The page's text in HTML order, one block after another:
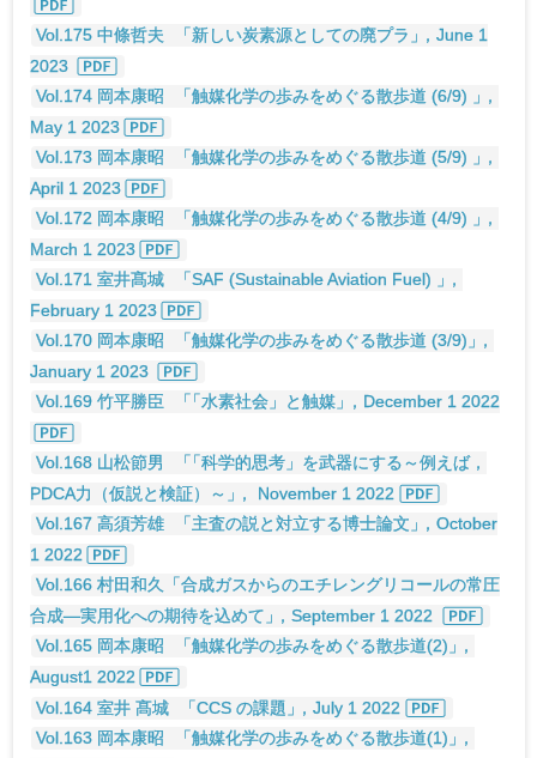
Vol.175 中條哲夫 「新しい炭素源としての廃プラ 」 ，June 1
2023
Vol.174 岡本康昭
「触媒化学の歩みをめぐる散歩道 (6/9) 」 ，
May 1 2023
Vol.173 岡本康昭
「触媒化学の歩みをめぐる散歩道 (5/9) 」 ，
April 1 2023
Vol.172 岡本康昭
「触媒化学の歩みをめぐる散歩道 (4/9) 」 ，
March 1 2023
Vol.171 室井髙城
「SAF (Sustainable Aviation Fuel) 」 ，
February 1 2023
Vol.170 岡本康昭
「触媒化学の歩みをめぐる散歩道 (3/9) 」 ，
January 1 2023
Vol.169 竹平勝臣
「「水素社会」と触媒 」 ，December 1 2022
Vol.168 山松節男 「「科学的思考」を武器にする～例えば，
PDCA力（仮説と検証）～ 」 ， November 1 2022
Vol.167 高須芳雄
「主査の説と対立する博士論文 」 ，October
1 2022
Vol.166 村田和久「合成ガスからのエチレングリコールの常圧
合成―実用化への期待を込めて 」 ，September 1 2022
Vol.165 岡本康昭
「触媒化学の歩みをめぐる散歩道(2) 」 ，
August1 2022
Vol.164 室井 髙城
「CCS の課題 」 ，July 1 2022
Vol.163 岡本康昭
「触媒化学の歩みをめぐる散歩道(1) 」 ，